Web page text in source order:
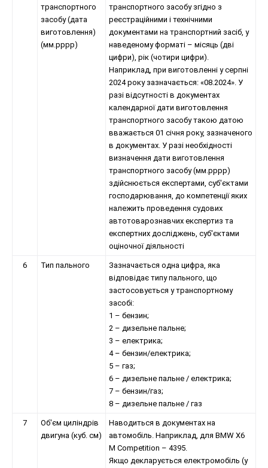
транспортного
засобу (дата
виготовлення)
(мм.рррр)
транспортного засобу згідно з
реєстраційними і технічними
документами на транспортний засіб, у
наведеному форматі – місяць (дві
цифри), рік (чотири цифри).
Наприклад, при виготовленні у серпні
2024 року зазначається: «08.2024». У
разі відсутності в документах
календарної дати виготовлення
транспортного засобу такою датою
вважається 01 січня року, зазначеного
в документах. У разі необхідності
визначення дати виготовлення
транспортного засобу (мм.рррр)
здійснюється експертами, суб'єктами
господарювання, до компетенції яких
належить проведення судових
автотоварознавчих експертиз та
експертних досліджень, суб'єктами
оціночної діяльності
6 Тип пального
Зазначається одна цифра, яка
відповідає типу пального, що
застосовується у транспортному
засобі:
1 – бензин;
2 – дизельне пальне;
3 – електрика;
4 – бензин/електрика;
5 – газ;
6 – дизельне пальне / електрика;
7 – бензин/газ;
8 – дизельне пальне / газ
7
Об'єм циліндрів
двигуна (куб. см)
Наводиться в документах на
автомобіль. Наприклад, для BMW X6
M Competition – 4395.
Якщо декларується електромобіль (у